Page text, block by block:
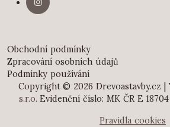
Obchodní podmínky
Zpracování osobních údajů
Podmínky používání
Copyright © 2026 Drevoastavby.cz |
s.r.o. Evidenční číslo: MK ČR E 18704
Pravidla cookies